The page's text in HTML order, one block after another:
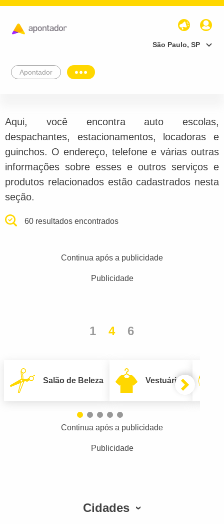
São Paulo, SP
Apontador
Aqui, você encontra auto escolas,
despachantes, estacionamentos, locadoras e
guinchos. O endereço, telefone e várias outras
informações sobre esses e outros serviços e
produtos relacionados estão cadastrados nesta
seção.
60 resultados encontrados
Continua após a publicidade
Publicidade
1 4 6
Salão de Beleza Vestuário
Continua após a publicidade
Publicidade
Cidades